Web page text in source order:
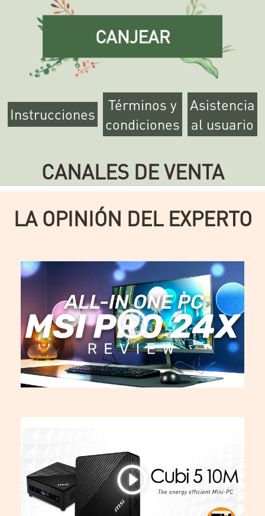
CANJEAR
Instrucciones
Términos y
condiciones
Asistencia
al usuario
CANALES DE VENTA
LA OPINIÓN DEL EXPERTO